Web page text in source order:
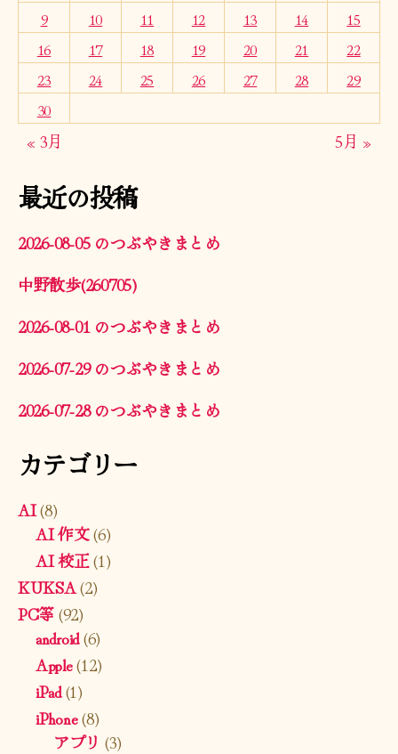
9
10 11 12 13 14
15
16
17 18 19 20 21
22
23
24 25 26 27 28
29
30
« 3月 5月 »
最近の投稿
2026-08-05 のつぶやきまとめ
中野散歩(260705)
2026-08-01 のつぶやきまとめ
2026-07-29 のつぶやきまとめ
2026-07-28 のつぶやきまとめ
カテゴリー
AI(8)
AI 作文(6)
AI 校正(1)
KUKSA(2)
PC等(92)
android(6)
Apple(12)
iPad(1)
iPhone(8)
アプリ (3)